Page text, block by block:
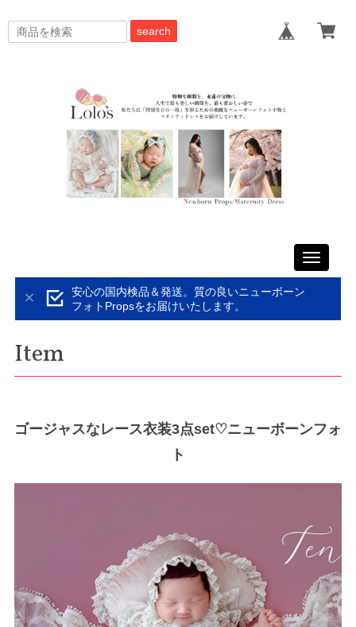
search
Toggle
安心の国内検品＆発送。質の良いニューボーン
フォトPropsをお届けいたします。
Item
ゴージャスなレース衣装3点set♡ニューボーンフォ
ト